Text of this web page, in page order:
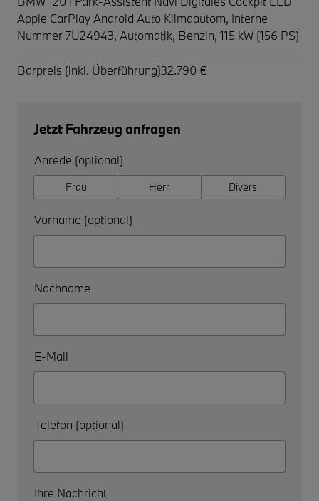
Apple CarPlay Android Auto Klimaautom, Interne
Nummer 7U24943, Automatik, Benzin, 115 kW (156 PS)
Barpreis (inkl. Überführung)32.790 €
Jetzt Fahrzeug anfragen
Anrede (optional)
Frau Herr Divers
Vorname (optional)
Nachname
E-Mail
Telefon (optional)
Ihre Nachricht